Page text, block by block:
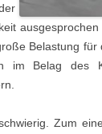
Belastung
im Belag
Zum